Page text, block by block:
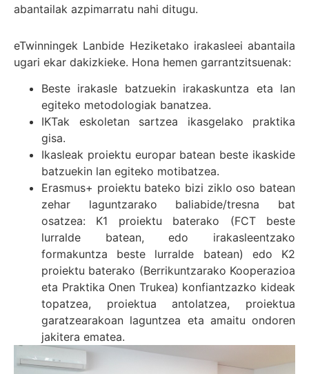
abantailak azpimarratu nahi ditugu.
eTwinningek Lanbide Heziketako irakasleei abantaila
ugari ekar dakizkieke. Hona hemen garrantzitsuenak:
Beste irakasle batzuekin irakaskuntza eta lan
egiteko metodologiak banatzea.
IKTak eskoletan sartzea ikasgelako praktika
gisa.
Ikasleak proiektu europar batean beste ikaskide
batzuekin lan egiteko motibatzea.
Erasmus+ proiektu bateko bizi ziklo oso batean
zehar laguntzarako baliabide/tresna bat
osatzea: K1 proiektu baterako (FCT beste
lurralde batean, edo irakasleentzako
formakuntza beste lurralde batean) edo K2
proiektu baterako (Berrikuntzarako Kooperazioa
eta Praktika Onen Trukea) konfiantzazko kideak
topatzea, proiektua antolatzea, proiektua
garatzearakoan laguntzea eta amaitu ondoren
jakitera ematea.